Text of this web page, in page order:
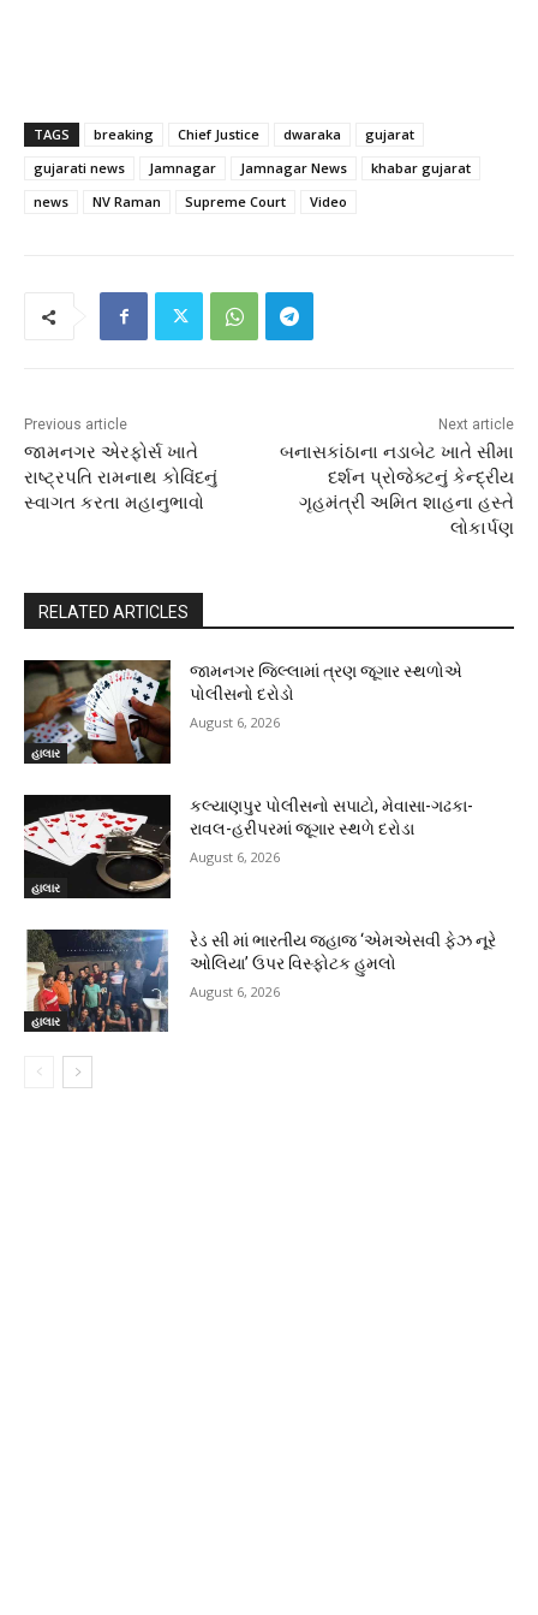
TAGS breaking Chief Justice dwaraka
gujarat
gujarati news
Jamnagar Jamnagar News
khabar gujarat
news
NV Raman Supreme Court Video
Previous article
જામનગર એરફોર્સ ખાતે
રાષ્ટ્રપતિ રામનાથ કોવિંદનું
સ્વાગત કરતા મહાનુભાવો
Next article
બનાસકાંઠાના નડાબેટ ખાતે સીમા
દર્શન પ્રોજેક્ટનું કેન્દ્રીય
ગૃહમંત્રી અમિત શાહના હસ્તે
લોકાર્પણ
RELATED ARTICLES
હાલાર
જામનગર જિલ્લામાં ત્રણ જૂગાર સ્થળોએ
પોલીસનો દરોડો
August 6, 2026
હાલાર
કલ્યાણપુર પોલીસનો સપાટો, મેવાસા-ગઢકા-
રાવલ-હરીપરમાં જૂગાર સ્થળે દરોડા
August 6, 2026
હાલાર
રેડ સી માં ભારતીય જહાજ ‘એમએસવી ફેઝ નૂરે
ઓલિયા’ ઉપર વિસ્ફોટક હુમલો
August 6, 2026